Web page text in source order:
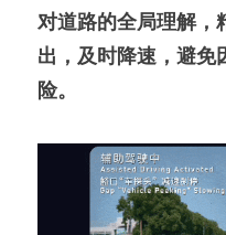
对道路的全局理解，
出，及时降速，避免
险。